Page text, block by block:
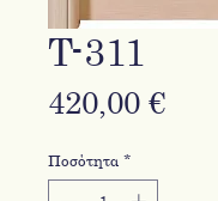
T-311
420,00 €Τιμή
Ποσότητα *